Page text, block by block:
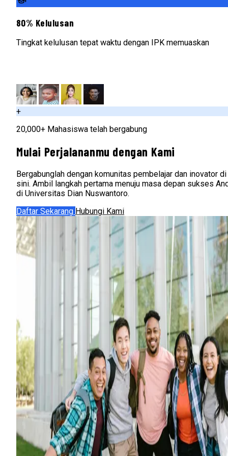
80% Kelulusan
Tingkat kelulusan tepat waktu dengan IPK memuaskan
+
20,000+ Mahasiswa telah bergabung
Mulai Perjalananmu dengan Kami
Bergabunglah dengan komunitas pembelajar dan inovator di
sini. Ambil langkah pertama menuju masa depan sukses
di Universitas Dian Nuswantoro.
Daftar Sekarang Hubungi Kami